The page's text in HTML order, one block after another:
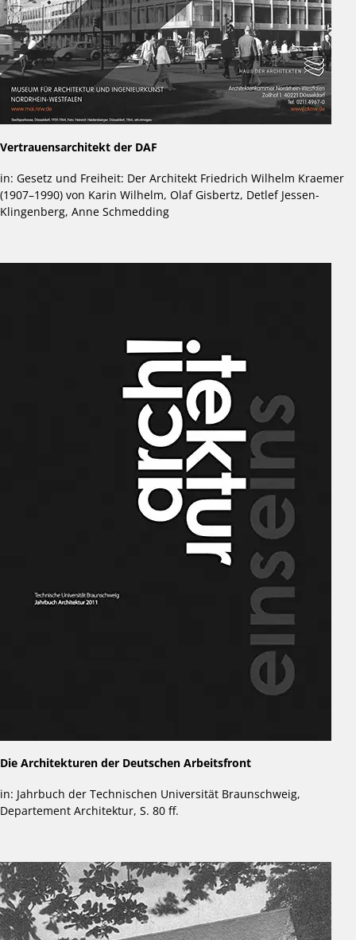
Vertrauensarchitekt der DAF
in: Gesetz und Freiheit: Der Architekt Friedrich Wilhelm Kraemer
(1907–1990) von Karin Wilhelm, Olaf Gisbertz, Detlef Jessen-
Klingenberg, Anne Schmedding
Die Architekturen der Deutschen Arbeitsfront
in: Jahrbuch der Technischen Universität Braunschweig,
Departement Architektur, S. 80 ff.